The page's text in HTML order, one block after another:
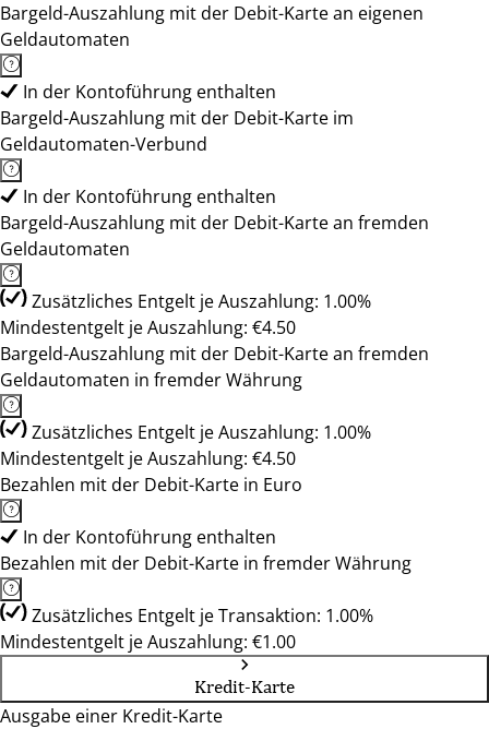
Bargeld-Auszahlung mit der Debit-Karte an eigenen
Geldautomaten
In der Kontoführung enthalten
Bargeld-Auszahlung mit der Debit-Karte im
Geldautomaten-Verbund
In der Kontoführung enthalten
Bargeld-Auszahlung mit der Debit-Karte an fremden
Geldautomaten
Zusätzliches Entgelt je Auszahlung: 1.00%
Mindestentgelt je Auszahlung: €4.50
Bargeld-Auszahlung mit der Debit-Karte an fremden
Geldautomaten in fremder Währung
Zusätzliches Entgelt je Auszahlung: 1.00%
Mindestentgelt je Auszahlung: €4.50
Bezahlen mit der Debit-Karte in Euro
In der Kontoführung enthalten
Bezahlen mit der Debit-Karte in fremder Währung
Zusätzliches Entgelt je Transaktion: 1.00%
Mindestentgelt je Auszahlung: €1.00
Kredit-Karte
Ausgabe einer Kredit-Karte